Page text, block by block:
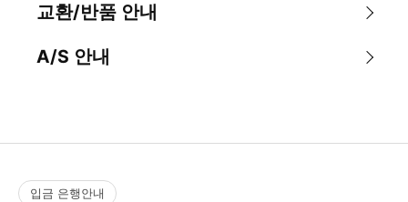
교환/반품 안내
A/S 안내
입금 은행안내